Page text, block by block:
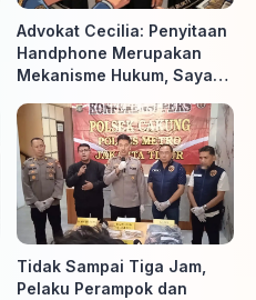
Advokat Cecilia: Penyitaan
Handphone Merupakan
Mekanisme Hukum, Saya
Diminta Penyidik dan Tidak
perlu takut
Tidak Sampai Tiga Jam,
Pelaku Perampok dan